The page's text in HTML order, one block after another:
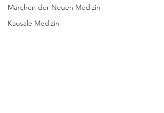
Märchen der Neuen Medizin
Kausale Medizin